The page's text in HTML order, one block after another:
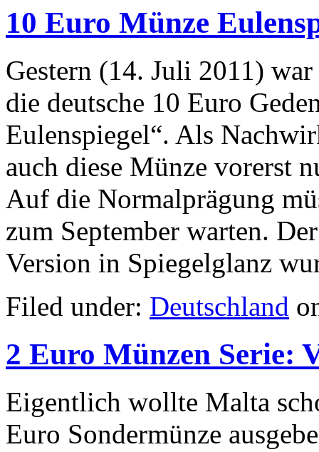
10 Euro Münze
Gestern (14. Juli 2011)
die deutsche 10 Euro
Eulenspiegel“. Als
auch diese Münze vorerst
Auf die Normalprägung
zum September warten.
Version in Spiegelglanz
Filed under: Deutschland
2 Euro Münzen Serie:
Eigentlich wollte Malta
Euro Sondermünze